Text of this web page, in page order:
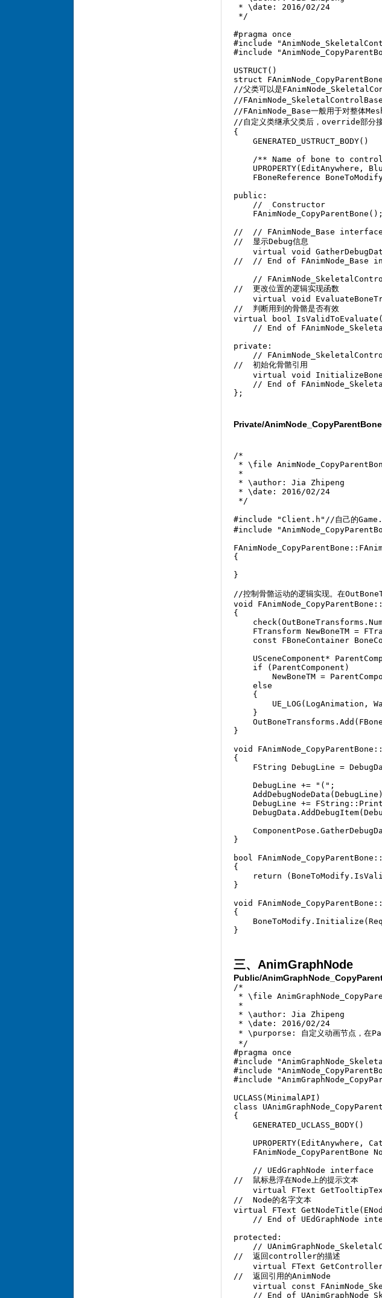
* \date: 2016/02/24
*/
#pragma once
#include
#include
USTRUCT()
struct
//父类可以是
//FAnimNode_SkeletalControlBase
//FAnimNode_Base一般用于对整体
//自定义类继承父类后，override部分
{
    GENERATED_USTRUCT_BODY()
/** Name of bone to
UPROPERTY(EditAnywhere,
FBoneReference
public:
    //  Constructor
//  // FAnimNode_Base
//  显示Debug信息
virtual void
//  // End of FAnimNode_Base
//
//  更改位置的逻辑实现函数
virtual void
//  判断用到的骨骼是否有效
virtual bool
// End of
private:
//
//  初始化骨骼引用
virtual void
// End of
};
Private/
/*
* \file
*
* \author: Jia Zhipeng
* \date: 2016/02/24
*/
#include "Client.h"//自己的
#include
{
}
//控制骨骼运动的逻辑实现。在
void
{
FTransform NewBoneTM =
const FBoneContainer
USceneComponent*
    if (ParentComponent)
NewBoneTM =
    else
    {
UE_LOG(LogAnimation,
    }
}
void
{
FString DebugLine =
    DebugLine += "(";
DebugLine +=
}
bool
{
return
}
void
{
}
三、AnimGraphNode
Public/
/*
* \file
*
* \author: Jia Zhipeng
* \date: 2016/02/24
* \purporse: 自定义动画节点，在
*/
#pragma once
#include
#include
#include
UCLASS(MinimalAPI)
class
{
    GENERATED_UCLASS_BODY()
UPROPERTY(EditAnywhere,
FAnimNode_CopyParentBone
    // UEdGraphNode interface
//  鼠标悬浮在Node上的提示文本
virtual FText
//  Node的名字文本
virtual FText
// End of UEdGraphNode
protected:
//
//  返回controller的描述
virtual FText
//  返回引用的AnimNode
virtual const
// End of